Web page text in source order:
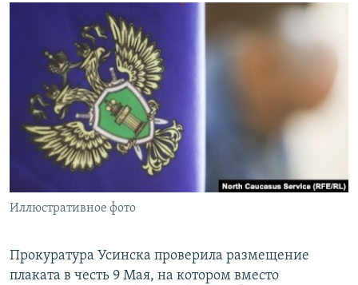
СЕВЕР.РЕАЛИИ
СИБИРЬ.РЕАЛИИ
РАСПИСАНИЕ ВЕЩАНИЯ
ПОДПИШИТЕСЬ НА РАССЫЛКУ
СОЦИАЛЬНЫЕ СЕТИ
Все сайты РСЕ/РС
Иллюстративное фото
Прокуратура Усинска проверила размещение
плаката в честь 9 Мая, на котором вместо